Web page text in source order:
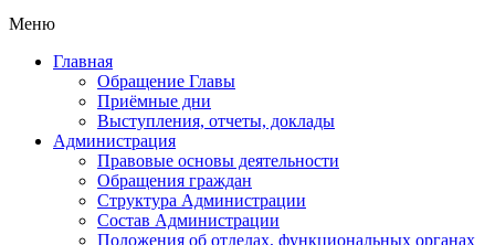
Меню
Главная
Обращение Главы
Приёмные дни
Выступления, отчеты, доклады
Администрация
Правовые основы деятельности
Обращения граждан
Структура Администрации
Состав Администрации
Положения об отделах, функциональных органах